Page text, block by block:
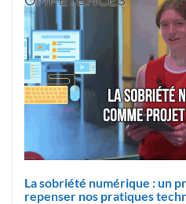
La sobriété numérique : un
repenser nos pratiques